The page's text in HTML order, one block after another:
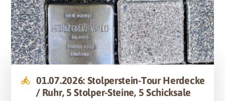
01.07.2026: Stolperstein-Tour Herdecke
/ Ruhr, 5 Stolper-Steine, 5 Schicksale